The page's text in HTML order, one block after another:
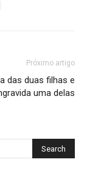
Próximo artigo
das duas filhas e
uma delas